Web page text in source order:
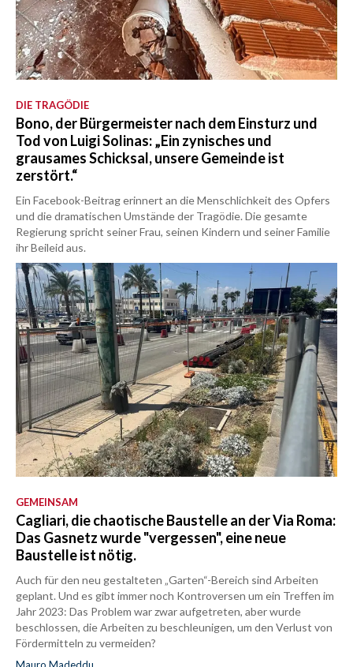
DIE TRAGÖDIE
Bono, der Bürgermeister nach dem Einsturz und
Tod von Luigi Solinas: „Ein zynisches und
grausames Schicksal, unsere Gemeinde ist
zerstört.“
Ein Facebook-Beitrag erinnert an die Menschlichkeit des Opfers
und die dramatischen Umstände der Tragödie. Die gesamte
Regierung spricht seiner Frau, seinen Kindern und seiner Familie
ihr Beileid aus.
GEMEINSAM
Cagliari, die chaotische Baustelle an der Via Roma:
Das Gasnetz wurde "vergessen", eine neue
Baustelle ist nötig.
Auch für den neu gestalteten „Garten“-Bereich sind Arbeiten
geplant. Und es gibt immer noch Kontroversen um ein Treffen im
Jahr 2023: Das Problem war zwar aufgetreten, aber wurde
beschlossen, die Arbeiten zu beschleunigen, um den Verlust von
Fördermitteln zu vermeiden?